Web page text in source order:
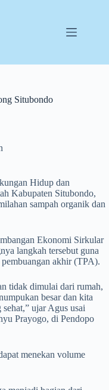
Situbondo
Hidup dan
Kabupaten Situbondo,
sampah organik dan
Ekonomi Sirkular
langkah tersebut guna
akhir (TPA).
tidak dimulai dari rumah,
besar dan kita
ujar Agus usai
Prayogo, di Pendopo
menekan volume